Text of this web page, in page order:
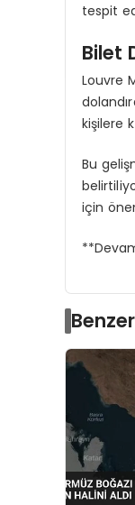
tespit
Bilet
Louvre
kişilere
Bu
için